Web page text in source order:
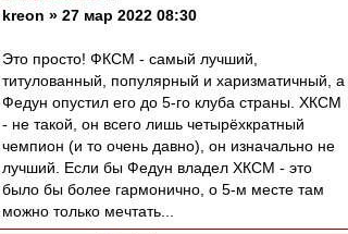
kreon » 27 мар 2022 08:30
Это просто! ФКСМ - самый лучший,
титулованный, популярный и харизматичный, а
Федун опустил его до 5-го клуба страны. ХКСМ
- не такой, он всего лишь четырёхкратный
чемпион (и то очень давно), он изначально не
лучший. Если бы Федун владел ХКСМ - это
было бы более гармонично, о 5-м месте там
можно только мечтать...